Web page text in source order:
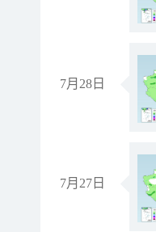
7月28日
7月27日